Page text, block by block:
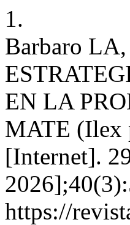
1.
Barbaro
EN LA
MATE (Ilex
[Internet].
https://